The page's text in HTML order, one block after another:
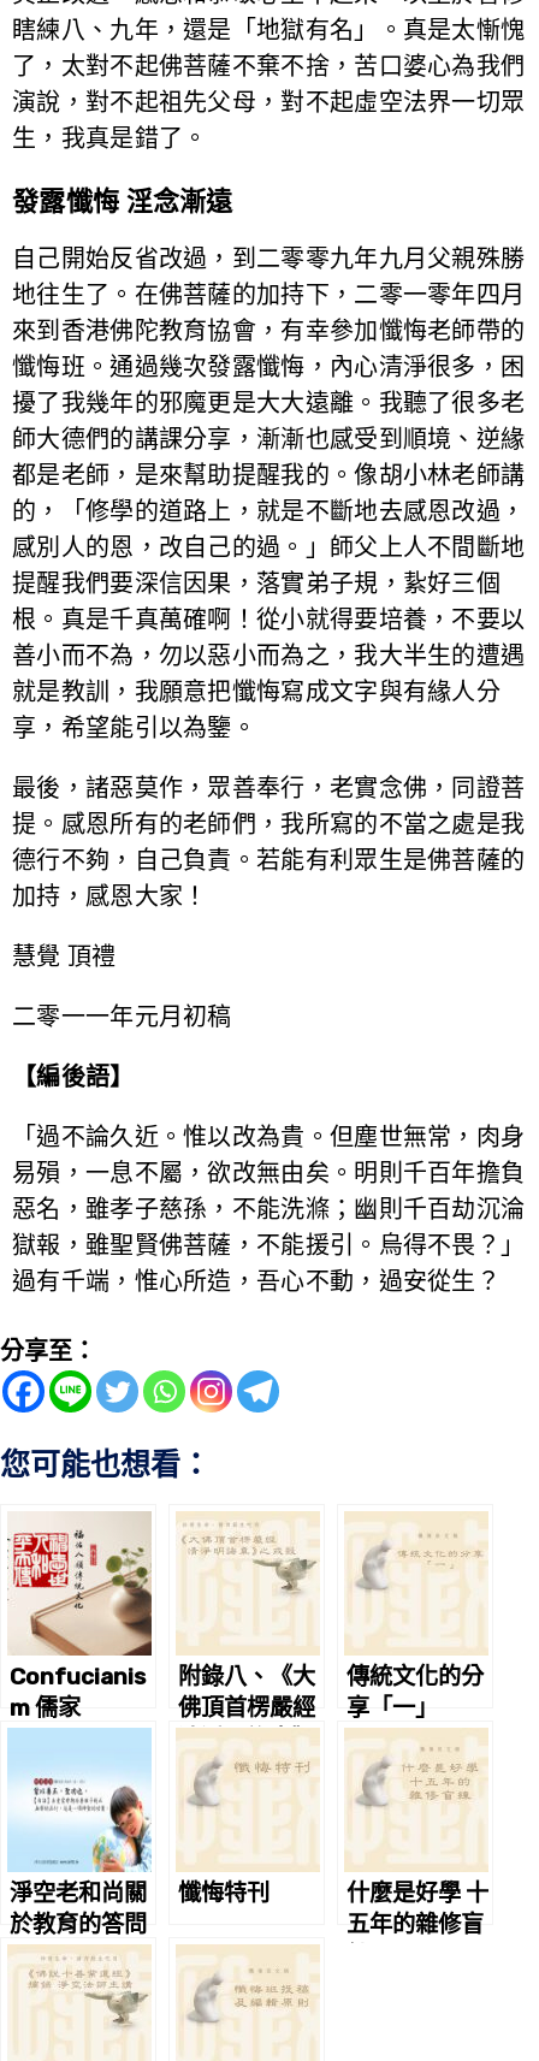
瞎練八、九年，還是「地獄有名」。真是太慚愧
了，太對不起佛菩薩不棄不捨，苦口婆心為我們
演說，對不起祖先父母，對不起虛空法界一切眾
生，我真是錯了。
發露懺悔 淫念漸遠
自己開始反省改過，到二零零九年九月父親殊勝
地往生了。在佛菩薩的加持下，二零一零年四月
來到香港佛陀教育協會，有幸參加懺悔老師帶的
懺悔班。通過幾次發露懺悔，內心清淨很多，困
擾了我幾年的邪魔更是大大遠離。我聽了很多老
師大德們的講課分享，漸漸也感受到順境、逆緣
都是老師，是來幫助提醒我的。像胡小林老師講
的，「修學的道路上，就是不斷地去感恩改過，
感別人的恩，改自己的過。」師父上人不間斷地
提醒我們要深信因果，落實弟子規，紥好三個
根。真是千真萬確啊！從小就得要培養，不要以
善小而不為，勿以惡小而為之，我大半生的遭遇
就是教訓，我願意把懺悔寫成文字與有緣人分
享，希望能引以為鑒。
最後，諸惡莫作，眾善奉行，老實念佛，同證菩
提。感恩所有的老師們，我所寫的不當之處是我
德行不夠，自己負責。若能有利眾生是佛菩薩的
加持，感恩大家！
慧覺 頂禮
二零一一年元月初稿
【編後語】
「過不論久近。惟以改為貴。但塵世無常，肉身
易殞，一息不屬，欲改無由矣。明則千百年擔負
惡名，雖孝子慈孫，不能洗滌；幽則千百劫沉淪
獄報，雖聖賢佛菩薩，不能援引。烏得不畏？」
過有千端，惟心所造，吾心不動，過安從生？
分享至：
您可能也想看：
Confucianis
m 儒家
附錄八、《大
佛頂首楞嚴經
清淨明誨章》
之戒殺 淨空老
法師主講
傳統文化的分
享「一」
淨空老和尚關
於教育的答問
懺悔特刊
什麼是好學 十
五年的雜修盲